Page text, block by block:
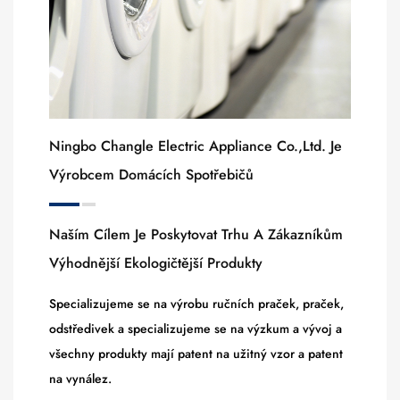
Ningbo Changle Electric Appliance Co.,ltd. Je
Výrobcem Domácích Spotřebičů
Naším Cílem Je Poskytovat Trhu A Zákazníkům
Výhodnější Ekologičtější Produkty
Specializujeme se na výrobu ručních praček, praček,
odstředivek a specializujeme se na výzkum a vývoj a
všechny produkty mají patent na užitný vzor a patent
na vynález.